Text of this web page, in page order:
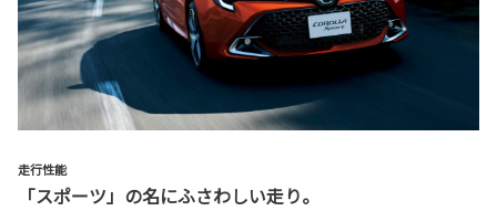
走行性能
「スポーツ」の名にふさわしい走り。